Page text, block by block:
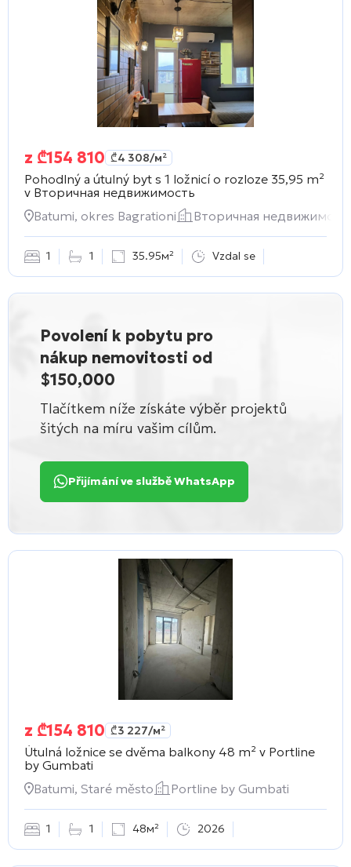
z ₾154 810 ₾4 308/м²
Pohodlný a útulný byt s 1 ložnicí o rozloze 35,95 m²
v Вторичная недвижимость
Batumi, okres Bagrationi
Вторичная
1 1 35.95м² Vzdal se
Povolení k pobytu pro
nákup nemovitosti od
$150,000
Tlačítkem níže získáte výběr projektů
šitých na míru vašim cílům.
Přijímání ve službě WhatsApp
z ₾154 810 ₾3 227/м²
Útulná ložnice se dvěma balkony 48 m² v Portline
by Gumbati
Batumi, Staré město
Portline by Gumbati
1 1 48м² 2026